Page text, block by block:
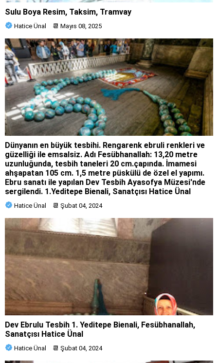
Sulu Boya Resim, Taksim, Tramvay
Hatice Ünal 📆 Mayıs 08, 2025
Dünyanın en büyük tesbihi. Rengarenk ebruli renkleri ve
güzelliği ile emsalsiz. Adı Fesübhanallah: 13,20 metre
uzunluğunda, tesbih taneleri 20 cm.çapında. İmamesi
ahşapatan 105 cm. 1,5 metre püskülü de özel el yapımı.
Ebru sanatı ile yapılan Dev Tesbih Ayasofya Müzesi'nde
sergilendi. 1.Yeditepe Bienali, Sanatçısı Hatice Ünal
Hatice Ünal 📆 Şubat 04, 2024
Dev Ebrulu Tesbih 1. Yeditepe Bienali, Fesübhanallah,
Sanatçısı Hatice Ünal
Hatice Ünal 📆 Şubat 04, 2024